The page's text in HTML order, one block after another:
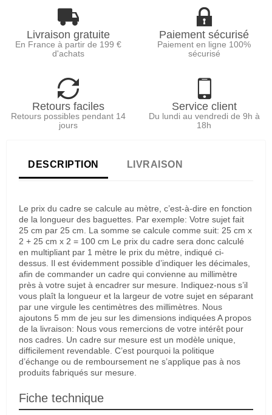
Livraison gratuite
En France à partir de 199 €
d'achats
Paiement sécurisé
Paiement en ligne 100%
sécurisé
Retours faciles
Retours possibles pendant 14
jours
Service client
Du lundi au vendredi de 9h à
18h
DESCRIPTION LIVRAISON
Le prix du cadre se calcule au mètre, c’est-à-dire en fonction
de la longueur des baguettes. Par exemple: Votre sujet fait
25 cm par 25 cm. La somme se calcule comme suit: 25 cm x
2 + 25 cm x 2 = 100 cm Le prix du cadre sera donc calculé
en multipliant par 1 mètre le prix du mètre, indiqué ci-
dessus. Il est évidemment possible d’indiquer les décimales,
afin de commander un cadre qui convienne au millimètre
près à votre sujet à encadrer sur mesure. Indiquez-nous s’il
vous plaît la longueur et la largeur de votre sujet en séparant
par une virgule les centimètres des millimètres. Nous
ajoutons 5 mm de jeu sur les dimensions indiquées A propos
de la livraison: Nous vous remercions de votre intérêt pour
nos cadres. Un cadre sur mesure est un modèle unique,
difficilement revendable. C’est pourquoi la politique
d’échange ou de remboursement ne s’applique pas à nos
produits fabriqués sur mesure.
Fiche technique